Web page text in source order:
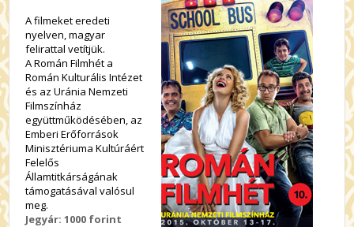
A filmeket eredeti
nyelven, magyar
felirattal vetítjük.
A Román Filmhét a
Román Kulturális Intézet
és az Uránia Nemzeti
Filmszínház
együttműködésében, az
Emberi Erőforrások
Minisztériuma Kultúráért
Felelős
Államtitkárságának
támogatásával valósul
meg.
Jegyár: 1000 forint